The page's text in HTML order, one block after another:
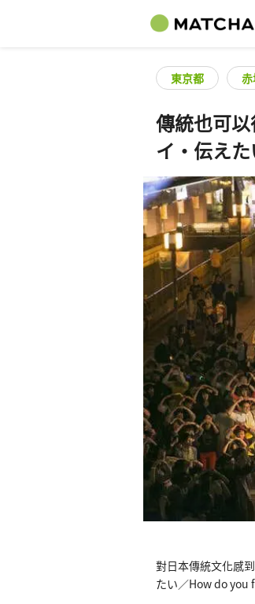
東京都
傳統也可
イ・伝え
對日本傳統文化感
たい／How do you